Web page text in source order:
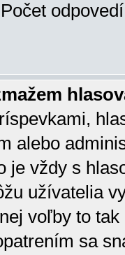
alebo
je vždy s
užívatelia
voľby to
sa